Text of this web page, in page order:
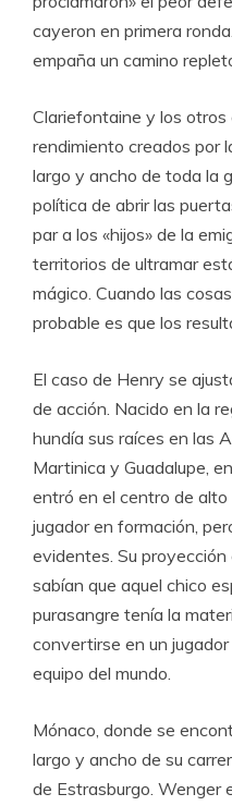
cayeron en primera
empaña un camino
Clariefontaine y los
rendimiento creados por
largo y ancho de toda la
política de abrir las
par a los «hijos» de la
territorios de ultramar
mágico. Cuando las
probable es que los
El caso de Henry se
de acción. Nacido en la
hundía sus raíces en las
Martinica y Guadalupe,
entró en el centro de
jugador en formación,
evidentes. Su
sabían que aquel chico
purasangre tenía la
convertirse en un
equipo del mundo.
Mónaco, donde se
largo y ancho de su
de Estrasburgo. Wenger